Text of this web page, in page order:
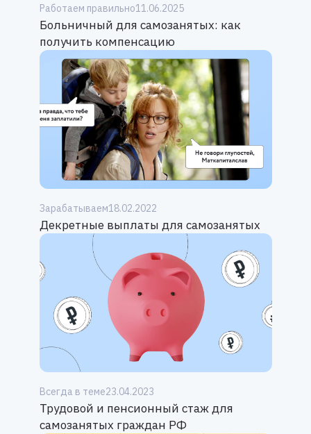
Работаем правильно11.06.2025
Больничный для самозанятых: как
получить компенсацию
Зарабатываем18.02.2022
Декретные выплаты для самозанятых
Всегда в теме23.04.2023
Трудовой и пенсионный стаж для
самозанятых граждан РФ